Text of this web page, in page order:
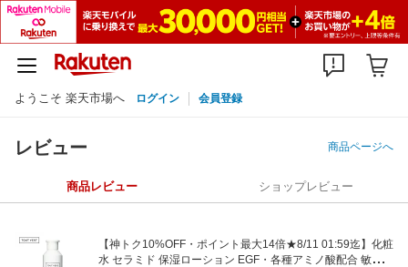
ようこそ 楽天市場へ ログイン 会員登録
レビュー 商品ページへ
商品レビュー ショップレビュー
【神トク10%OFF・ポイント最大14倍★8/11 01:59迄】化粧
水 セラミド 保湿ローション EGF・各種アミノ酸配合 敏感肌